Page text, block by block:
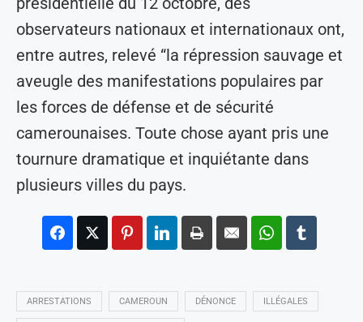
observateurs nationaux et internationaux ont,
entre autres, relevé “la répression sauvage et
aveugle des manifestations populaires par
les forces de défense et de sécurité
camerounaises. Toute chose ayant pris une
tournure dramatique et inquiétante dans
plusieurs villes du pays.
ARRESTATIONS CAMEROUN DÉNONCE ILLÉGALES